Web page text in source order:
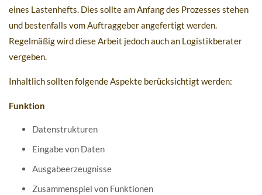
eines Lastenhefts. Dies sollte am Anfang des Prozesses stehen
und bestenfalls vom Auftraggeber angefertigt werden.
Regelmäßig wird diese Arbeit jedoch auch an Logistikberater
vergeben.
Inhaltlich sollten folgende Aspekte berücksichtigt werden:
Funktion
Datenstrukturen
Eingabe von Daten
Ausgabeerzeugnisse
Zusammenspiel von Funktionen